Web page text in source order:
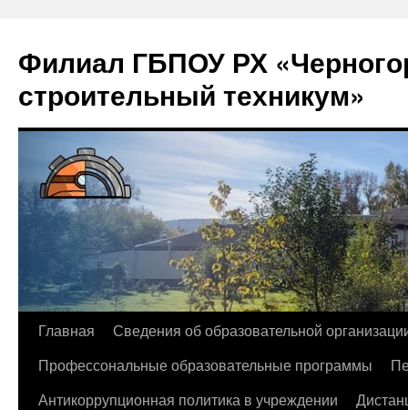
Филиал ГБПОУ РХ
строительный техникум»
Перейти
содержимому
Главная
Сведения об образовательной
Профессональные образовательные программы
Антикоррупционная политика в учреждении